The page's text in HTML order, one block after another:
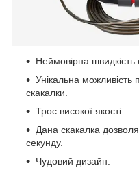
Неймовірна
Унікальна можливість
скакалки.
Трос високої якості.
Дана скакалка
секунду.
Чудовий дизайн.